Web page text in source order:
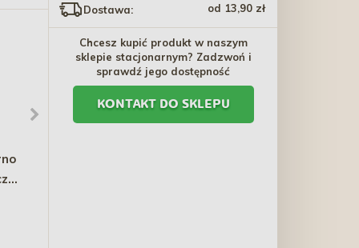
Dostawa: od 13,90 zł
Chcesz kupić produkt w naszym
sklepie stacjonarnym? Zadzwoń i
sprawdź jego dostępność
KONTAKT DO SKLEPU